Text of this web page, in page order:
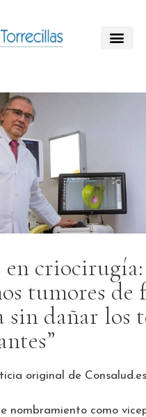
en criocirugía:
tumores de
sin dañar los
original de Consalud.es
nombramiento como